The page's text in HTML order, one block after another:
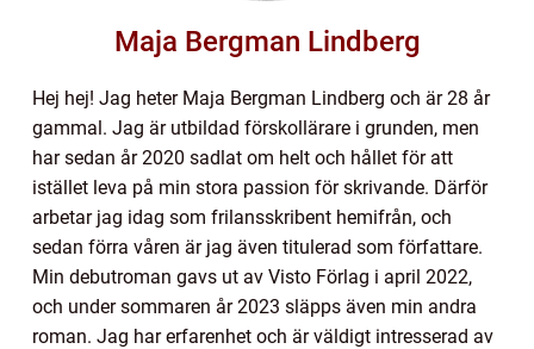
Maja Bergman Lindberg
Hej hej! Jag heter Maja Bergman Lindberg och är 28 år
gammal. Jag är utbildad förskollärare i grunden, men
har sedan år 2020 sadlat om helt och hållet för att
istället leva på min stora passion för skrivande. Därför
arbetar jag idag som frilansskribent hemifrån, och
sedan förra våren är jag även titulerad som författare.
Min debutroman gavs ut av Visto Förlag i april 2022,
och under sommaren år 2023 släpps även min andra
roman. Jag har erfarenhet och är väldigt intresserad av